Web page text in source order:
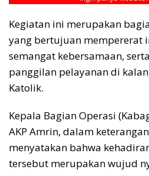
Kegiatan ini merupakan
yang bertujuan mempererat
semangat kebersamaan,
panggilan pelayanan di
Katolik.
Kepala Bagian Operasi
AKP Amrin, dalam
menyatakan bahwa
tersebut merupakan wujud